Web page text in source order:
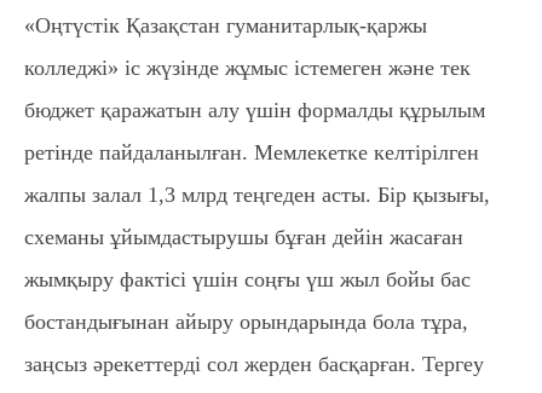
«Оңтүстік Қазақстан гуманитарлық-қаржы
колледжі» іс жүзінде жұмыс істемеген және тек
бюджет қаражатын алу үшін формалды құрылым
ретінде пайдаланылған. Мемлекетке келтірілген
жалпы залал 1,3 млрд теңгеден асты. Бір қызығы,
схеманы ұйымдастырушы бұған дейін жасаған
жымқыру фактісі үшін соңғы үш жыл бойы бас
бостандығынан айыру орындарында бола тұра,
заңсыз әрекеттерді сол жерден басқарған. Тергеу